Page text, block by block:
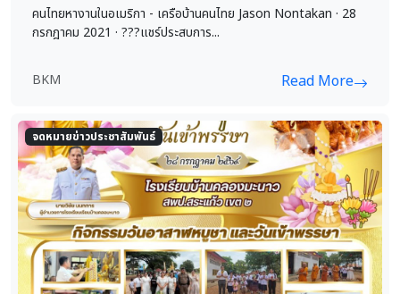
คนไทยหางานในอเมริกา - เครือบ้านคนไทย Jason Nontakan · 28
กรกฎาคม 2021 · ?️?️?️แชร์ประสบการ...
BKM Read More
จดหมายข่าวประชาสัมพันธ์